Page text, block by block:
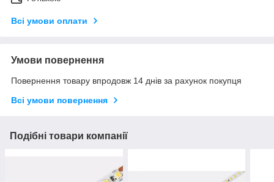
Всі умови оплати
Умови повернення
Повернення товару впродовж 14 днів за рахунок покупця
Всі умови повернення
Подібні товари компанії